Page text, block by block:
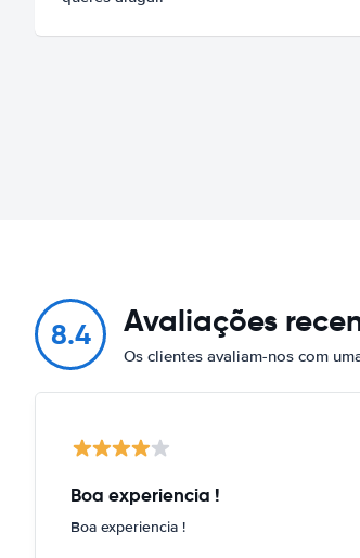
8.4 Avaliações
Os clientes avaliam-nos com
Boa experiencia !
Boa experiencia !